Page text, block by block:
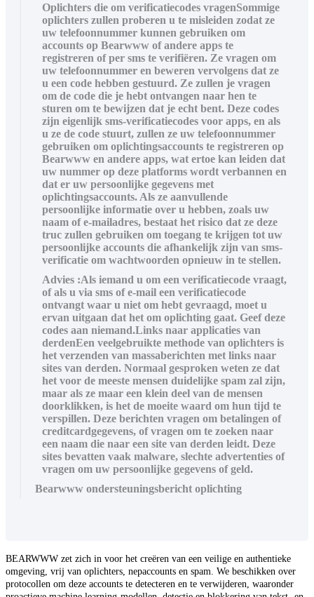
Oplichters die om verificatiecodes vragenSommige
oplichters zullen proberen u te misleiden zodat ze
uw telefoonnummer kunnen gebruiken om
accounts op Bearwww of andere apps te
registreren of per sms te verifiëren. Ze vragen om
uw telefoonnummer en beweren vervolgens dat ze
u een code hebben gestuurd. Ze zullen je vragen
om de code die je hebt ontvangen naar hen te
sturen om te bewijzen dat je echt bent. Deze codes
zijn eigenlijk sms-verificatiecodes voor apps, en als
u ze de code stuurt, zullen ze uw telefoonnummer
gebruiken om oplichtingsaccounts te registreren op
Bearwww en andere apps, wat ertoe kan leiden dat
uw nummer op deze platforms wordt verbannen en
dat er uw persoonlijke gegevens met
oplichtingsaccounts. Als ze aanvullende
persoonlijke informatie over u hebben, zoals uw
naam of e-mailadres, bestaat het risico dat ze deze
truc zullen gebruiken om toegang te krijgen tot uw
persoonlijke accounts die afhankelijk zijn van sms-
verificatie om wachtwoorden opnieuw in te stellen.
Advies :Als iemand u om een verificatiecode vraagt,
of als u via sms of e-mail een verificatiecode
ontvangt waar u niet om hebt gevraagd, moet u
ervan uitgaan dat het om oplichting gaat. Geef deze
codes aan niemand.Links naar applicaties van
derdenEen veelgebruikte methode van oplichters is
het verzenden van massaberichten met links naar
sites van derden. Normaal gesproken weten ze dat
het voor de meeste mensen duidelijke spam zal zijn,
maar als ze maar een klein deel van de mensen
doorklikken, is het de moeite waard om hun tijd te
verspillen. Deze berichten vragen om betalingen of
creditcardgegevens, of vragen om te zoeken naar
een naam die naar een site van derden leidt. Deze
sites bevatten vaak malware, slechte advertenties of
vragen om uw persoonlijke gegevens of geld.
Bearwww ondersteuningsbericht oplichting
BEARWWW zet zich in voor het creëren van een veilige en authentieke
omgeving, vrij van oplichters, nepaccounts en spam. We beschikken over
protocollen om deze accounts te detecteren en te verwijderen, waaronder